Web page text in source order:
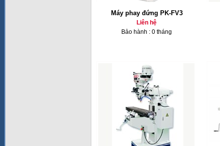
Máy phay đứng PK-FV3
Liên hệ
Bảo hành : 0 tháng